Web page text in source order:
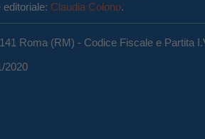
Claudia Colono.
Roma (RM) - Codice Fiscale e Partita
2020